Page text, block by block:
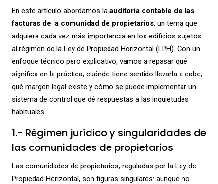
En este artículo abordamos la auditoría contable de las
facturas de la comunidad de propietarios, un tema que
adquiere cada vez más importancia en los edificios sujetos
al régimen de la Ley de Propiedad Horizontal (LPH). Con un
enfoque técnico pero explicativo, vamos a repasar qué
significa en la práctica, cuándo tiene sentido llevarla a cabo,
qué margen legal existe y cómo se puede implementar un
sistema de control que dé respuestas a las inquietudes
habituales.
1.- Régimen jurídico y singularidades de
las comunidades de propietarios
Las comunidades de propietarios, reguladas por la Ley de
Propiedad Horizontal, son figuras singulares: aunque no